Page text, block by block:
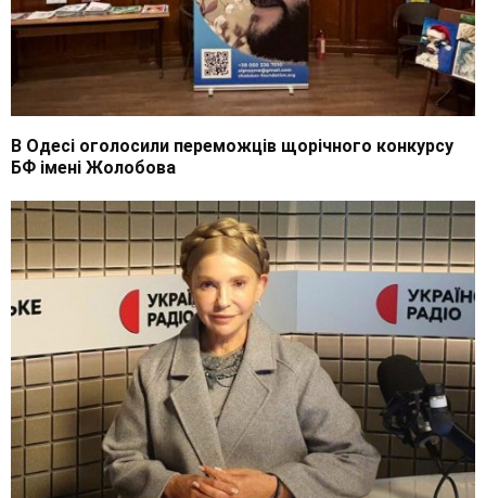
В Одесі оголосили переможців щорічного конкурсу
БФ імені Жолобова